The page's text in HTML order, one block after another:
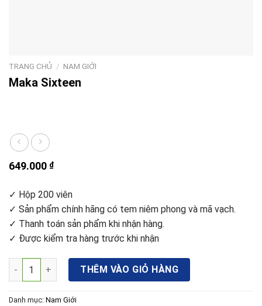
TRANG CHỦ / NAM GIỚI
Maka Sixteen
649.000 ₫
✓ Hộp 200 viên
✓ Sản phẩm chính hãng có tem niêm phong và mã vạch.
✓ Thanh toán sản phẩm khi nhận hàng.
✓ Được kiểm tra hàng trước khi nhận
Maka Sixteen số lượngTHÊM VÀO GIỎ HÀNG
Danh mục: Nam Giới